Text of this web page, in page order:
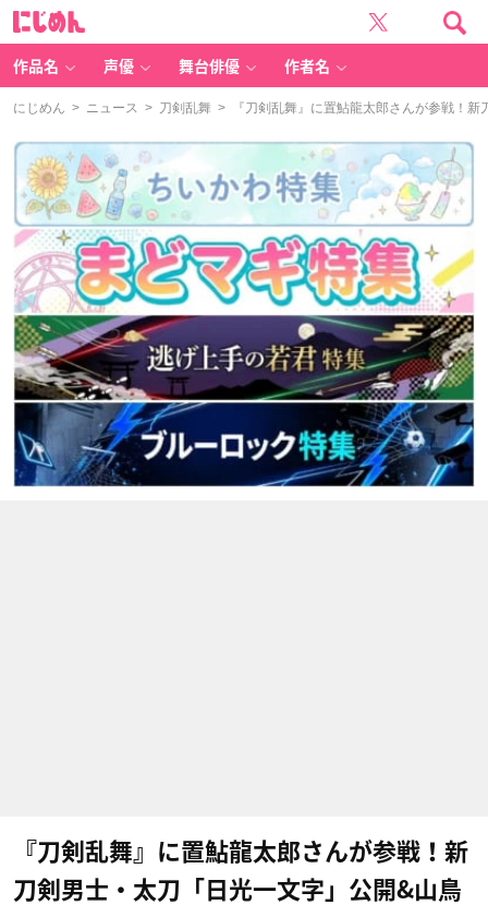
作品名 声優 舞台俳優 作者名
にじめん > ニュース > 刀剣乱舞 > 『刀剣乱舞』に置鮎龍太郎さんが参戦！新
『刀剣乱舞』に置鮎龍太郎さんが参戦！新
刀剣男士・太刀「日光一文字」公開&山鳥